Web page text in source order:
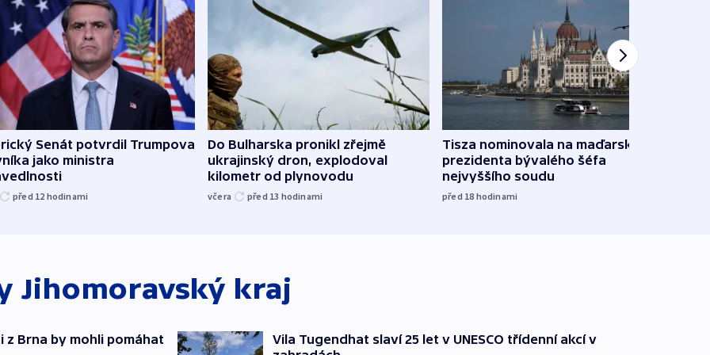
Senát potvrdil Trumpova
jako ministra
před 12 hodinami
Do Bulharska pronikl zřejmě
ukrajinský dron, explodoval
kilometr od plynovodu
včera před 13 hodinami
Tisza nominovala na maďarského
prezidenta bývalého šéfa
nejvyššího soudu
před 18 hodinami
Jihomoravský kraj
z Brna by mohli pomáhat
Vila Tugendhat slaví 25 let v UNESCO třídenní akcí v